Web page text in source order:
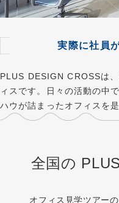
実際に社員
PLUS DESIGN CROSSは
ィスです。日々の活動の中
ハウが詰まったオフィスを
全国の
オフィス見学ツアー